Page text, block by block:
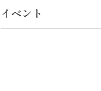
イベント